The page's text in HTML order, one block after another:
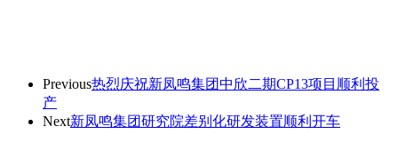
Previous热烈庆祝新凤鸣集团中欣二期CP13项目顺利投
产
Next新凤鸣集团研究院差别化研发装置顺利开车